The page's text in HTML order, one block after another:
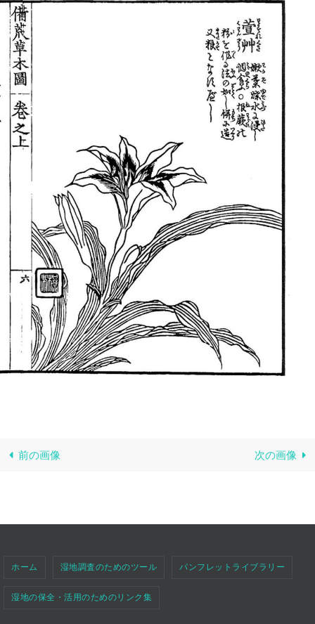
前の画像 次の画像
ホーム 湿地調査のためのツール パンフレットライブラリー
湿地の保全・活用のためのリンク集